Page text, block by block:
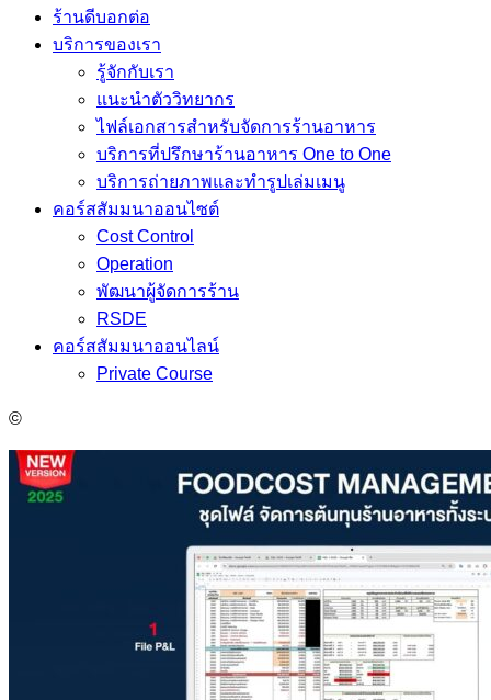
ร้านดีบอกต่อ
บริการของเรา
รู้จักกับเรา
แนะนำตัววิทยากร
ไฟล์เอกสารสำหรับจัดการร้านอาหาร
บริการที่ปรึกษาร้านอาหาร One to One
บริการถ่ายภาพและทำรูปเล่มเมนู
คอร์สสัมมนาออนไซต์
Cost Control
Operation
พัฒนาผู้จัดการร้าน
RSDE
คอร์สสัมมนาออนไลน์
Private Course
©